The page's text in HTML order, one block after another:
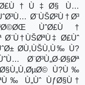
Ù…
Ø¨ÙŠØ²Ù†Ø³
ÙˆØ£Ù†
Ø¨Ù†ÙŠØªÙ‡ Ø£Ùˆ
Ø­Ù‚ÙŠÙ‚Ù‰ Ù?
Ø¨Ø³Ù„Ø·Ø§Øª
Ø§Ù„Ù‚ØµØ© Ù?Ù‰
Ù„Ùˆ ÙƒØ§Ù†